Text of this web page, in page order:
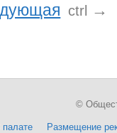
ctrl
→
Размещение
©